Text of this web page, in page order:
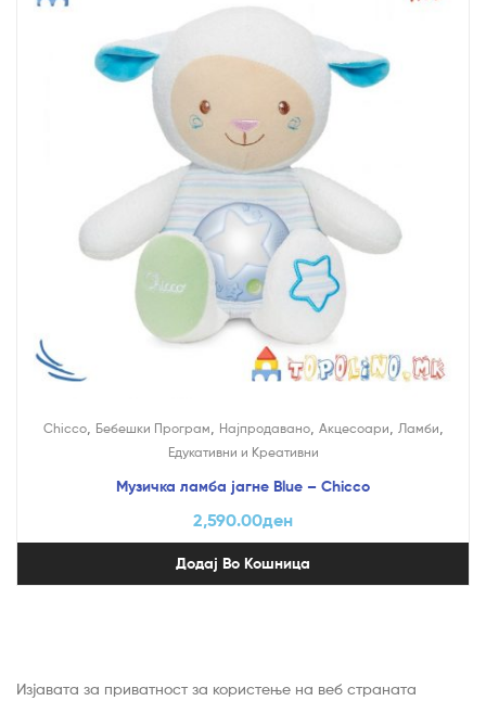
Chicco, Бебешки Програм Најпродавано, Акцесоари Ламби
Едукативни и Креативни
Музичка ламба јагне Blue – Chicco
2,590.00ден
Додај Во Кошница
Изјавата за приватност за користење на веб страната